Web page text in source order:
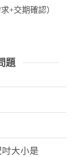
+交期確認）
題
大小是